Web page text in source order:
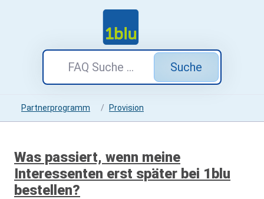
Suche
Partnerprogramm Provision
Was passiert, wenn meine
Interessenten erst später bei 1blu
bestellen?